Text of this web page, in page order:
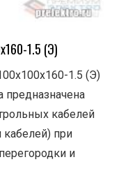
1.5 (Э)
1.5 (Э)
предназначена
кабелей
при
и